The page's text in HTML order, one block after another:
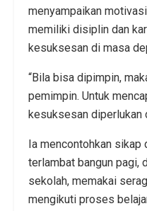
menyampaikan
memiliki disiplin dan
kesuksesan di masa
“Bila bisa dipimpin,
pemimpin. Untuk
kesuksesan diperlukan
Ia mencontohkan
terlambat bangun pagi,
sekolah, memakai
mengikuti proses